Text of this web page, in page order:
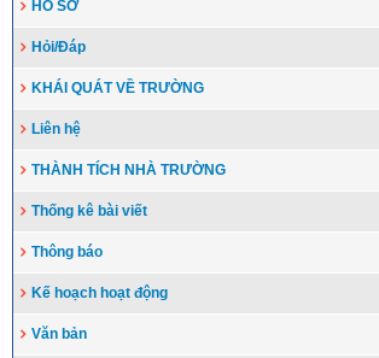
HỒ SƠ
Hỏi/Đáp
KHÁI QUÁT VỀ TRƯỜNG
Liên hệ
THÀNH TÍCH NHÀ TRƯỜNG
Thống kê bài viết
Thông báo
Kế hoạch hoạt động
Văn bản